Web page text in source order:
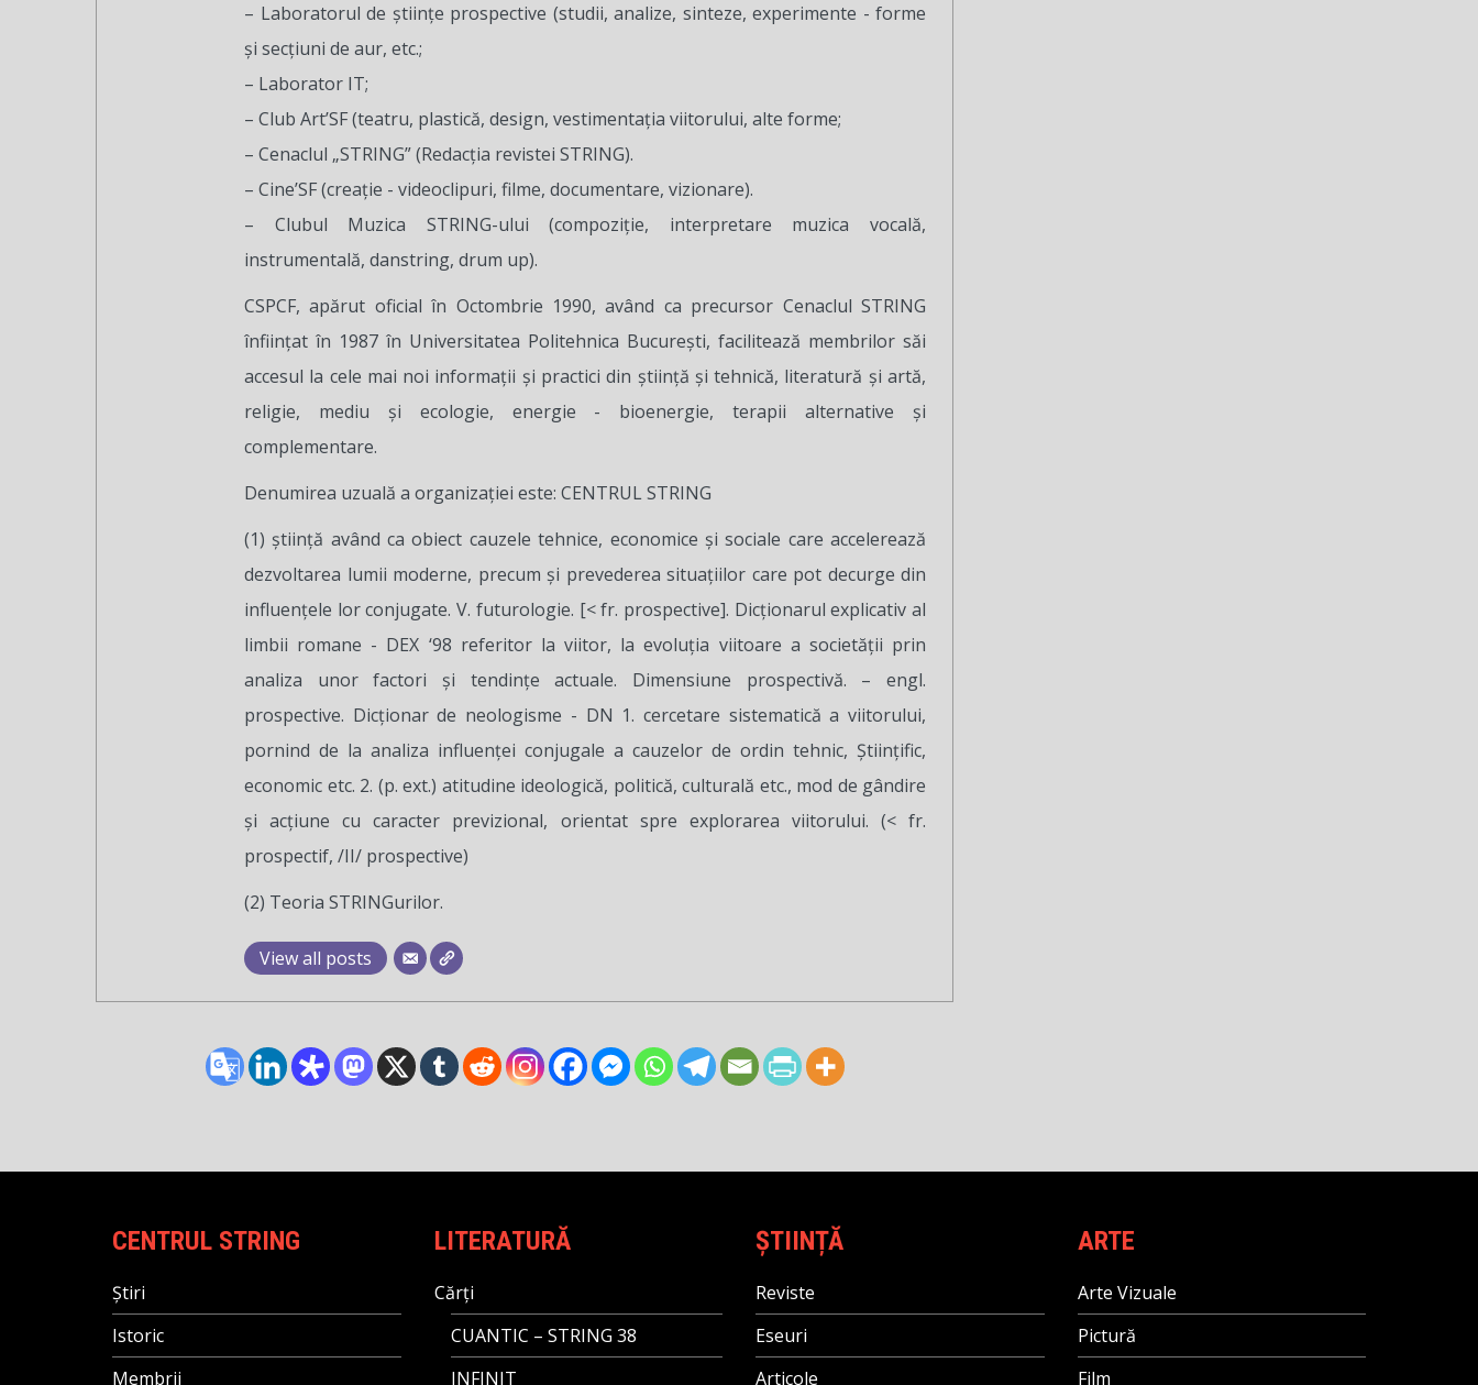
– Laboratorul de ştiinţe prospective (studii, analize, sinteze, experimente - forme
şi secţiuni de aur, etc.;
– Laborator IT;
– Club Art’SF (teatru, plastică, design, vestimentaţia viitorului, alte forme;
– Cenaclul „STRING” (Redacţia revistei STRING).
– Cine’SF (creaţie - videoclipuri, filme, documentare, vizionare).
– Clubul Muzica STRING-ului (compoziţie, interpretare muzica vocală,
instrumentală, danstring, drum up).
CSPCF, apărut oficial în Octombrie 1990, având ca precursor Cenaclul STRING
înfiinţat în 1987 în Universitatea Politehnica București, facilitează membrilor săi
accesul la cele mai noi informaţii şi practici din ştiinţă şi tehnică, literatură şi artă,
religie, mediu şi ecologie, energie - bioenergie, terapii alternative şi
complementare.
Denumirea uzuală a organizației este: CENTRUL STRING
(1) ştiinţă având ca obiect cauzele tehnice, economice şi sociale care accelerează
dezvoltarea lumii moderne, precum şi prevederea situaţiilor care pot decurge din
influenţele lor conjugate. V. futurologie. [< fr. prospective]. Dicţionarul explicativ al
limbii romane - DEX ‘98 referitor la viitor, la evoluţia viitoare a societăţii prin
analiza unor factori şi tendinţe actuale. Dimensiune prospectivă. – engl.
prospective. Dicţionar de neologisme - DN 1. cercetare sistematică a viitorului,
pornind de la analiza influenţei conjugale a cauzelor de ordin tehnic, Ştiinţific,
economic etc. 2. (p. ext.) atitudine ideologică, politică, culturală etc., mod de gândire
şi acţiune cu caracter previzional, orientat spre explorarea viitorului. (< fr.
prospectif, /II/ prospective)
(2) Teoria STRINGurilor.
View all posts
CENTRUL STRING
Știri
Istoric
Membrii
LITERATURĂ
Cărți
CUANTIC – STRING 38
INFINIT
ȘTIINȚĂ
Reviste
Eseuri
Articole
ARTE
Arte Vizuale
Pictură
Film